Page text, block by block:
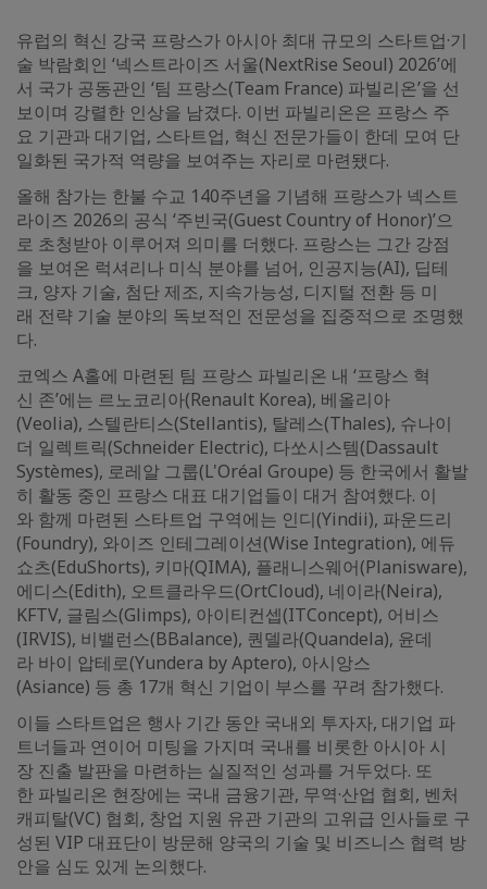
유럽의 혁신 강국 프랑스가 아시아 최대 규모의 스타트업·기
술 박람회인 ‘넥스트라이즈 서울(NextRise Seoul) 2026’에
서 국가 공동관인 ‘팀 프랑스(Team France) 파빌리온’을 선
보이며 강렬한 인상을 남겼다. 이번 파빌리온은 프랑스 주
요 기관과 대기업, 스타트업, 혁신 전문가들이 한데 모여 단
일화된 국가적 역량을 보여주는 자리로 마련됐다.
올해 참가는 한불 수교 140주년을 기념해 프랑스가 넥스트
라이즈 2026의 공식 ‘주빈국(Guest Country of Honor)’으
로 초청받아 이루어져 의미를 더했다. 프랑스는 그간 강점
을 보여온 럭셔리나 미식 분야를 넘어, 인공지능(AI), 딥테
크, 양자 기술, 첨단 제조, 지속가능성, 디지털 전환 등 미
래 전략 기술 분야의 독보적인 전문성을 집중적으로 조명했
다.
코엑스 A홀에 마련된 팀 프랑스 파빌리온 내 ‘프랑스 혁
신 존’에는 르노코리아(Renault Korea), 베올리아
(Veolia), 스텔란티스(Stellantis), 탈레스(Thales), 슈나이
더 일렉트릭(Schneider Electric), 다쏘시스템(Dassault
Systèmes), 로레알 그룹(L'Oréal Groupe) 등 한국에서 활발
히 활동 중인 프랑스 대표 대기업들이 대거 참여했다. 이
와 함께 마련된 스타트업 구역에는 인디(Yindii), 파운드리
(Foundry), 와이즈 인테그레이션(Wise Integration), 에듀
쇼츠(EduShorts), 키마(QIMA), 플래니스웨어(Planisware),
에디스(Edith), 오트클라우드(OrtCloud), 네이라(Neira),
KFTV, 글림스(Glimps), 아이티컨셉(ITConcept), 어비스
(IRVIS), 비밸런스(BBalance), 퀀델라(Quandela), 윤데
라 바이 압테로(Yundera by Aptero), 아시앙스
(Asiance) 등 총 17개 혁신 기업이 부스를 꾸려 참가했다.
이들 스타트업은 행사 기간 동안 국내외 투자자, 대기업 파
트너들과 연이어 미팅을 가지며 국내를 비롯한 아시아 시
장 진출 발판을 마련하는 실질적인 성과를 거두었다. 또
한 파빌리온 현장에는 국내 금융기관, 무역·산업 협회, 벤처
캐피탈(VC) 협회, 창업 지원 유관 기관의 고위급 인사들로 구
성된 VIP 대표단이 방문해 양국의 기술 및 비즈니스 협력 방
안을 심도 있게 논의했다.